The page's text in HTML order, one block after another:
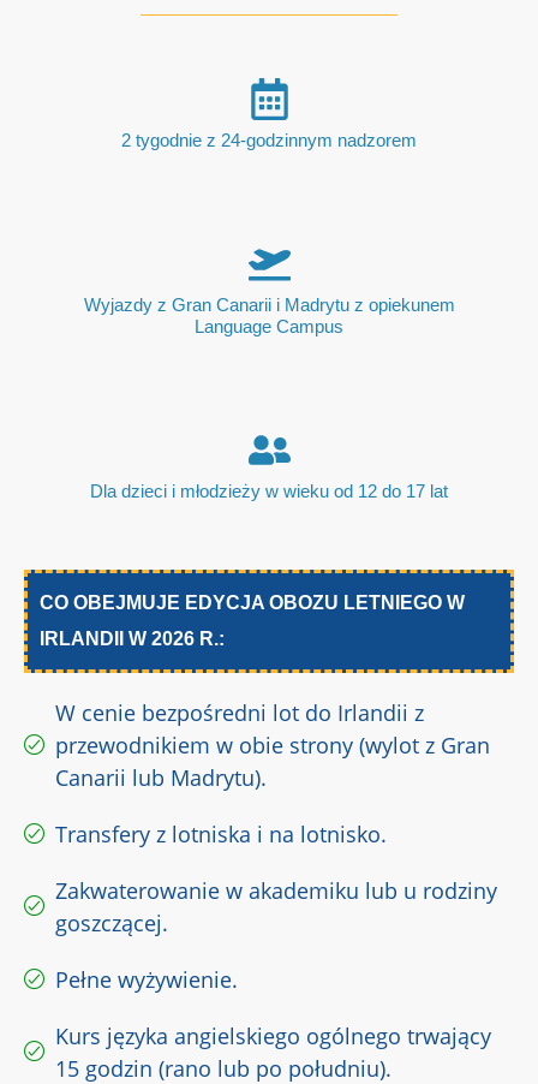
2 tygodnie z 24-godzinnym nadzorem
Wyjazdy z Gran Canarii i Madrytu z opiekunem
Language Campus
Dla dzieci i młodzieży w wieku od 12 do 17 lat
CO OBEJMUJE EDYCJA OBOZU LETNIEGO W
IRLANDII W 2026 R.:
W cenie bezpośredni lot do Irlandii z
przewodnikiem w obie strony (wylot z Gran
Canarii lub Madrytu).
Transfery z lotniska i na lotnisko.
Zakwaterowanie w akademiku lub u rodziny
goszczącej.
Pełne wyżywienie.
Kurs języka angielskiego ogólnego trwający
15 godzin (rano lub po południu).